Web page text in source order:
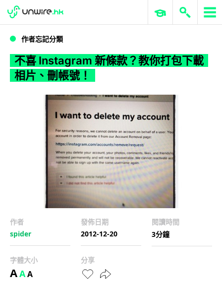
WWDC 2026 ERP 與商業 AI
作者忘記分類
不喜 Instagram 新條款？教你打包下載
相片、刪帳號！
作者
spider
發佈日期
2012-12-20
閱讀時間
3分鐘
字體大小
AAA
分享